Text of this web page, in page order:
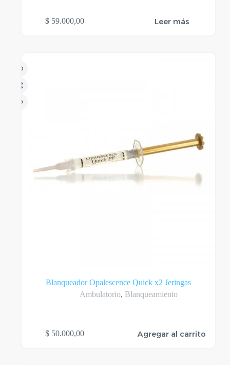
$ 59.000,00 Leer más
Blanqueador Opalescence Quick x2 Jeringas
Ambulatorio, Blanqueamiento
$ 50.000,00 Agregar al carrito